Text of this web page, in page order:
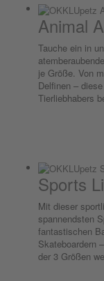
Animal
Tauche ein in
je Größe. Von
Delfinen –
Tierliebhabers
Sports
Mit dieser
spannendsten
fantastischen
Skateboardern
der 3 Größen